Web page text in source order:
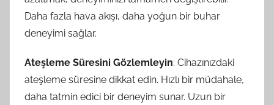
Daha fazla hava akışı, daha yoğun bir buhar
deneyimi sağlar.
Ateşleme Süresini Gözlemleyin: Cihazınızdaki
ateşleme süresine dikkat edin. Hızlı bir müdahale,
daha tatmin edici bir deneyim sunar. Uzun bir